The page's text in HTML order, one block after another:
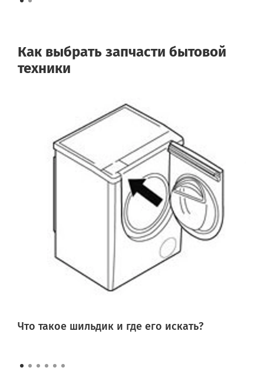
Как выбрать запчасти бытовой
техники
Что такое шильдик и где его искать?